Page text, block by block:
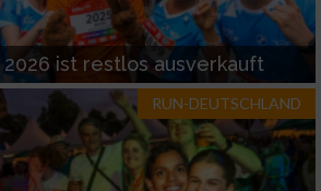
2026 ist restlos ausverkauft
RUN-DEUTSCHLAND